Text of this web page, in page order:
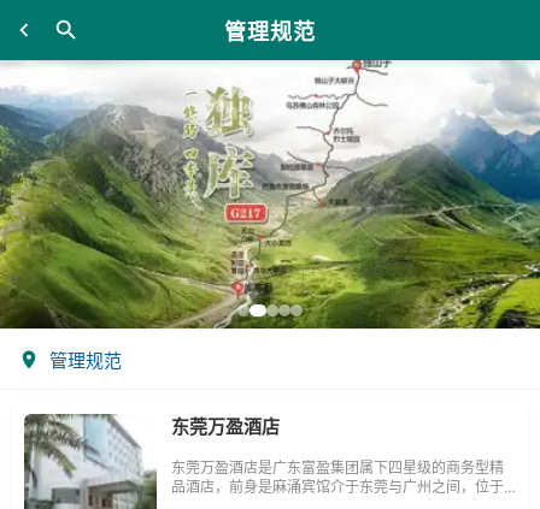
管理规范
管理规范
东莞万盈酒店
东莞万盈酒店是广东富盈集团属下四星级的商务型精
品酒店，前身是麻涌宾馆介于东莞与广州之间，位于